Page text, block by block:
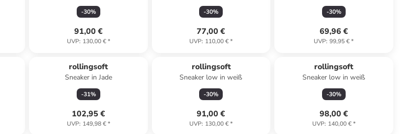
-30%
91,00 €
UVP: 130,00 €*
-30%
77,00 €
UVP: 110,00 €*
-30%
69,96 €
UVP: 99,95 €*
rollingsoft
Sneaker in Jade
-31%
102,95 €
UVP: 149,98 €*
rollingsoft
Sneaker low in weiß
-30%
91,00 €
UVP: 130,00 €*
rollingsoft
Sneaker low in weiß
-30%
98,00 €
UVP: 140,00 €*